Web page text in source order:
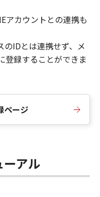
アカウントとの連携も
IDとは連携せず、メ
登録することができま
ページ
アル